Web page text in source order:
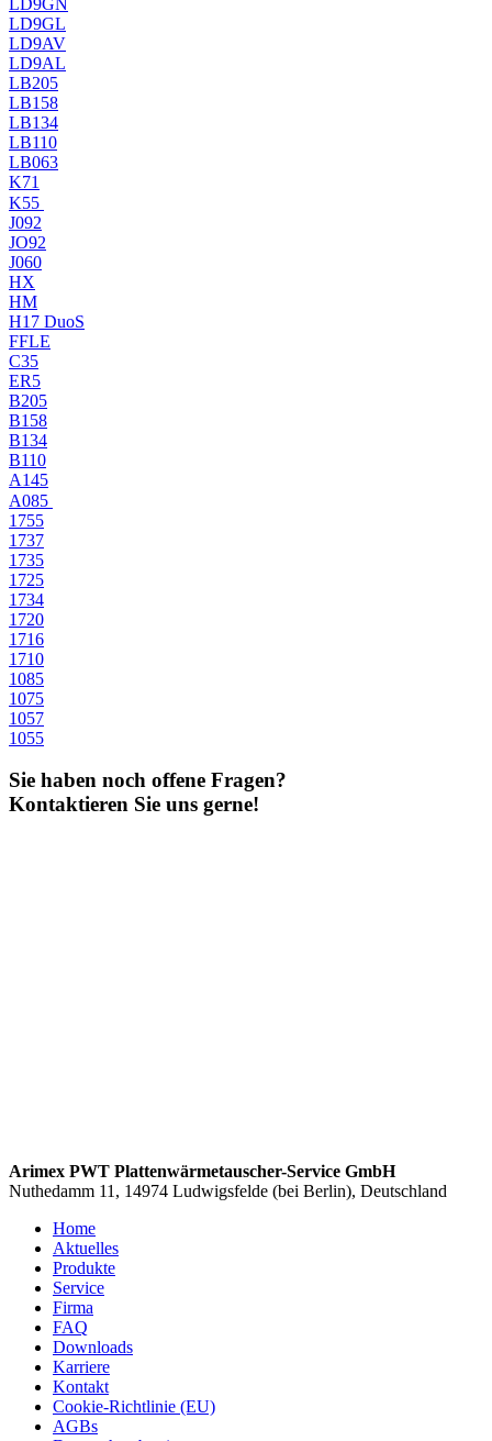
LD9GL
LD9AV
LD9AL
LB205
LB158
LB134
LB110
LB063
K71
K55
J092
JO92
J060
HX
HM
H17 DuoS
FFLE
C35
ER5
B205
B158
B134
B110
A145
A085
1755
1737
1735
1725
1734
1720
1716
1710
1085
1075
1057
1055
Sie haben noch offene Fragen?
Kontaktieren Sie uns gerne!
Arimex PWT Plattenwärmetauscher-Service GmbH
Nuthedamm 11, 14974 Ludwigsfelde (bei Berlin), Deutschland
Home
Aktuelles
Produkte
Service
Firma
FAQ
Downloads
Karriere
Kontakt
Cookie-Richtlinie (EU)
AGBs